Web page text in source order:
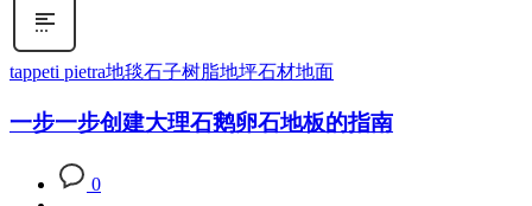
tappeti pietra地毯石子树脂地坪石材地面
一步一步创建大理石鹅卵石地板的指南
0